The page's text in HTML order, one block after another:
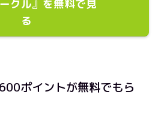
クル』を無料で見
る
ポイントが無料でもら